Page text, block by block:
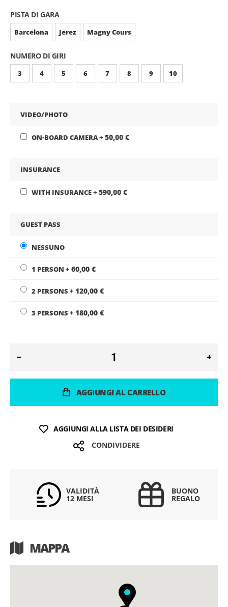
PISTA DI GARA
Barcelona Jerez Magny Cours
NUMERO DI GIRI
3 4 5 6 7 8 9 10
VIDEO/PHOTO
ON-BOARD CAMERA+ 50,00 €
INSURANCE
WITH INSURANCE+ 590,00 €
GUEST PASS
NESSUNO
1 PERSON + 60,00 €
2 PERSONS + 120,00 €
3 PERSONS + 180,00 €
AGGIUNGI AL CARRELLO
AGGIUNGI ALLA LISTA DEI DESIDERI
CONDIVIDERE
VALIDITÀ
12 MESI
BUONO
REGALO
MAPPA